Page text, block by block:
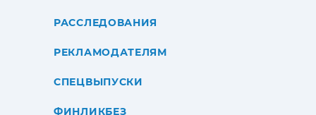
РАССЛЕДОВАНИЯ
РЕКЛАМОДАТЕЛЯМ
СПЕЦВЫПУСКИ
ФИНЛИКБЕЗ